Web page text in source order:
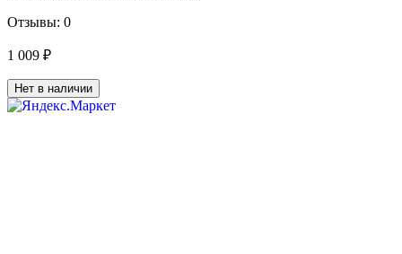
Отзывы: 0
1 009 ₽
Нет в наличии